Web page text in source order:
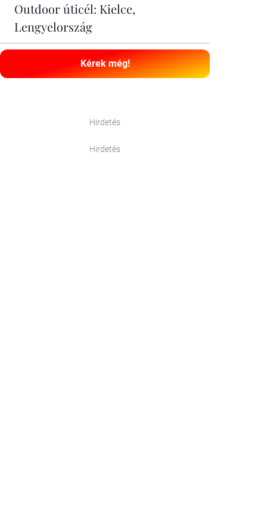
Outdoor úticél: Kielce,
Lengyelország
Kérek még!
Hirdetés
Hirdetés